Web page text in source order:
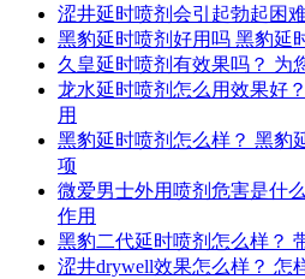
涩井延时喷剂会引起勃起困
黑豹延时喷剂好用吗 黑豹延
久皇延时喷剂有效果吗？ 为
龙水延时喷剂怎么用效果好
用
黑豹延时喷剂怎么样？ 黑豹
项
微爱男士外用喷剂危害是什
作用
黑豹二代延时喷剂怎么样？
涩井drywell效果怎么样？ 怎